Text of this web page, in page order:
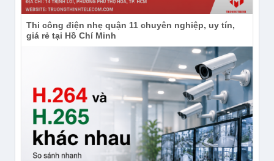
Thi công điện nhẹ quận 11 chuyên nghiệp, uy tín,
giá rẻ tại Hồ Chí Minh